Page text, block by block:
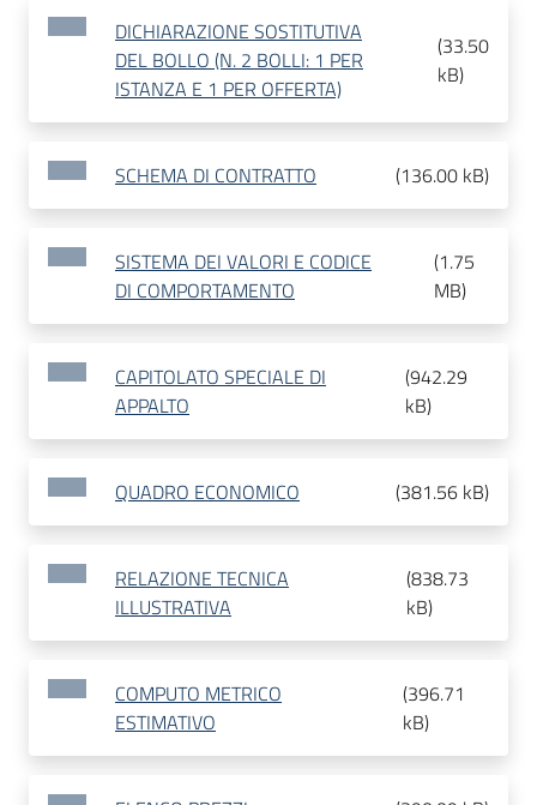
DICHIARAZIONE SOSTITUTIVA
DEL BOLLO (N. 2 BOLLI: 1 PER
ISTANZA E 1 PER OFFERTA)
(33.50
kB)
SCHEMA DI CONTRATTO (136.00 kB)
SISTEMA DEI VALORI E CODICE
DI COMPORTAMENTO
(1.75
MB)
CAPITOLATO SPECIALE DI
APPALTO
(942.29
kB)
QUADRO ECONOMICO (381.56 kB)
RELAZIONE TECNICA
ILLUSTRATIVA
(838.73
kB)
COMPUTO METRICO
ESTIMATIVO
(396.71
kB)